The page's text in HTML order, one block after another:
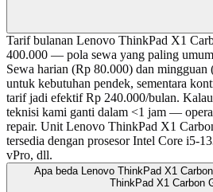
Tarif bulanan Lenovo ThinkPad X1
400.000 — pola sewa yang paling
Sewa harian (Rp 80.000) dan mingguan
untuk kebutuhan pendek, sementara
tarif jadi efektif Rp 240.000/bulan.
teknisi kami ganti dalam <1 jam —
repair. Unit Lenovo ThinkPad X1
tersedia dengan prosesor Intel Core i5-
vPro, dll.
Apa beda Lenovo ThinkPad X1
ThinkPad X1 Carbon